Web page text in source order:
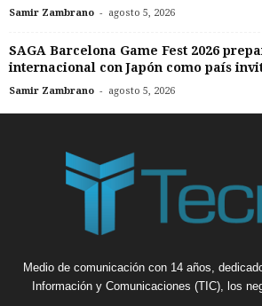
Samir Zambrano - agosto 5, 2026
SAGA Barcelona Game Fest 2026
internacional con Japón como país
Samir Zambrano - agosto 5, 2026
Medio de comunicación con 14 años,
Información y Comunicaciones (TIC), los